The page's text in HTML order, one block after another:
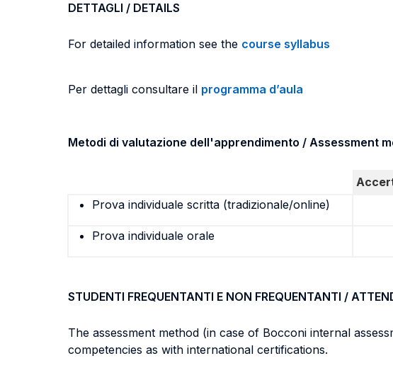
DETTAGLI / DETAILS
For detailed information see the course syllabus
Per dettagli consultare il programma d’aula
Metodi di valutazione dell'apprendimento / Assessment
Prova individuale scritta (tradizionale/online)
Prova individuale orale
STUDENTI FREQUENTANTI E NON FREQUENTANTI /
The assessment method (in case of Bocconi internal
competencies as with international certifications.